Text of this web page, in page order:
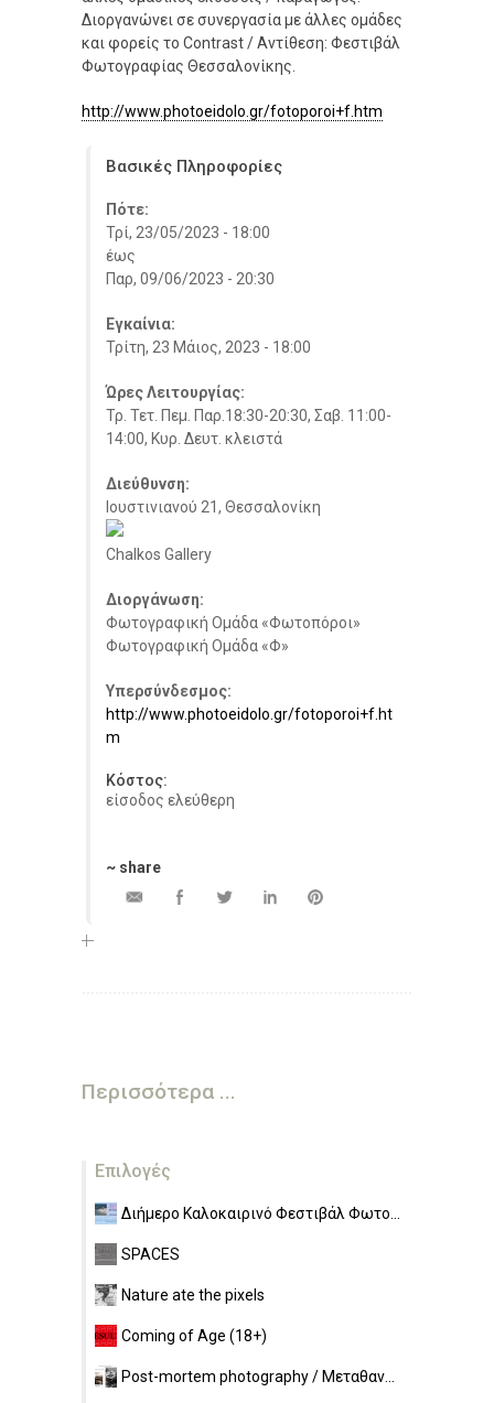
Διοργανώνει σε συνεργασία με άλλες ομάδες
και φορείς το Contrast / Αντίθεση: Φεστιβάλ
Φωτογραφίας Θεσσαλονίκης.
http://www.photoeidolo.gr/fotoporoi+f.htm
Βασικές Πληροφορίες
Πότε:
Τρί, 23/05/2023 - 18:00
έως
Παρ, 09/06/2023 - 20:30
Εγκαίνια:
Τρίτη, 23 Μάιος, 2023 - 18:00
Ώρες Λειτουργίας:
Τρ. Τετ. Πεμ. Παρ.18:30-20:30, Σαβ. 11:00-
14:00, Κυρ. Δευτ. κλειστά
Διεύθυνση:
Ιουστινιανού 21, Θεσσαλονίκη
Chalkos Gallery
Διοργάνωση:
Φωτογραφική Ομάδα «Φωτοπόροι»
Φωτογραφική Ομάδα «Φ»
Υπερσύνδεσμος:
http://www.photoeidolo.gr/fotoporoi+f.ht
m
Κόστος:
είσοδος ελεύθερη
~ share
Περισσότερα ...
Επιλογές
Διήμερο Καλοκαιρινό Φεστιβάλ Φωτο...
SPACES
Nature ate the pixels
Coming of Age (18+)
Post-mortem photography / Μεταθαν...